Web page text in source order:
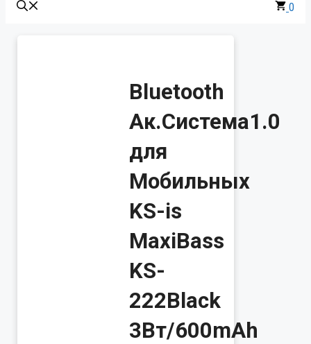
0
Bluetooth
Ак.Система1.0
для
Мобильных
KS-is
MaxiBass
KS-
222Black
3Вт/600mAh